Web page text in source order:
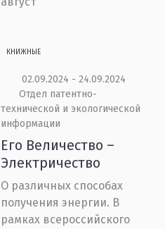
КНИЖНЫЕ
02.09.2024 - 24.09.2024
Отдел патентно-
технической и экологической
информации
Его Величество –
Электричество
О различных способах
получения энергии. В
рамках всероссийского